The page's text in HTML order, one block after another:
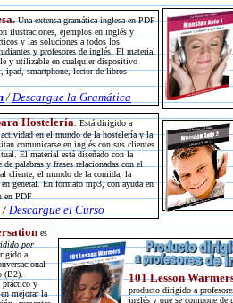
Una extensa gramática inglesa en PDF
ilustraciones, ejemplos en inglés y
y las soluciones a todos los
y profesores de inglés. El material
y utilizable en cualquier dispositivo
smartphone, lector de libros
/Descargue la Gramática
Hostelería. Está dirigido a
actividad en el mundo de la hostelería y la
comunicarse en inglés con sus clientes
El material está diseñado con la
palabras y frases relacionadas con el
cliente, el mundo de la comida, la
general. En formato mp3, con ayuda en
en PDF
/Descargue el Curso
es
por
a
(B2).
práctico y
mejorar la
101 Lesson
producto dirigido a
inglés y que se compone de